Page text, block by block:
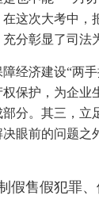
这次大考中，
分彰显了司法
经济建设“两
保护，为企业
分。其三，立
眼前的问题之
假售假犯罪